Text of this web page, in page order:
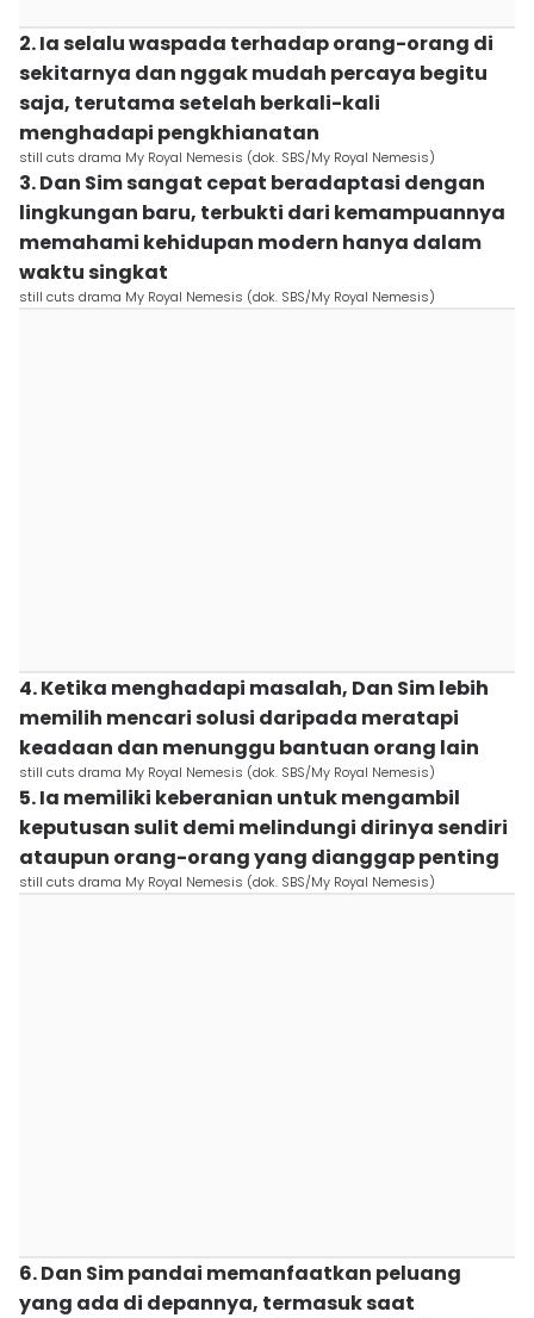
2. Ia selalu waspada terhadap orang-orang di
sekitarnya dan nggak mudah percaya begitu
saja, terutama setelah berkali-kali
menghadapi pengkhianatan
still cuts drama My Royal Nemesis (dok. SBS/My Royal Nemesis)
3. Dan Sim sangat cepat beradaptasi dengan
lingkungan baru, terbukti dari kemampuannya
memahami kehidupan modern hanya dalam
waktu singkat
still cuts drama My Royal Nemesis (dok. SBS/My Royal Nemesis)
4. Ketika menghadapi masalah, Dan Sim lebih
memilih mencari solusi daripada meratapi
keadaan dan menunggu bantuan orang lain
still cuts drama My Royal Nemesis (dok. SBS/My Royal Nemesis)
5. Ia memiliki keberanian untuk mengambil
keputusan sulit demi melindungi dirinya sendiri
ataupun orang-orang yang dianggap penting
still cuts drama My Royal Nemesis (dok. SBS/My Royal Nemesis)
6. Dan Sim pandai memanfaatkan peluang
yang ada di depannya, termasuk saat